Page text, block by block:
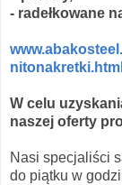
- radełkowane
nitonakretki.html
W celu
naszej oferty
Nasi specjaliści
do piątku w